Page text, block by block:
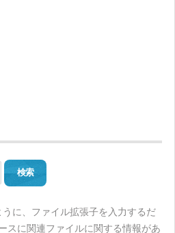
検索
うに、ファイル拡張子を入力するだ
スに関連ファイルに関する情報があ